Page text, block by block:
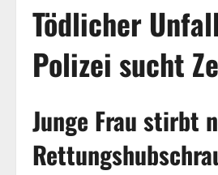
Tödlicher
Polizei sucht
Junge Frau stirbt